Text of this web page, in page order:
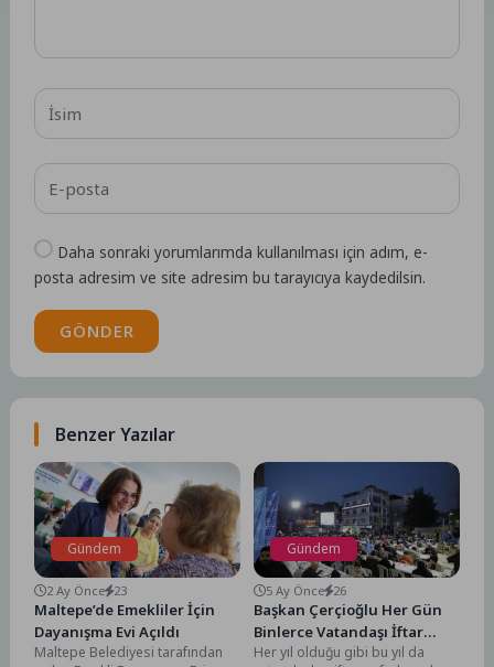
Daha sonraki yorumlarımda kullanılması için adım, e-
posta adresim ve site adresim bu tarayıcıya kaydedilsin.
GÖNDER
Benzer Yazılar
Gündem
2 Ay Önce 23
Maltepe’de Emekliler İçin
Dayanışma Evi Açıldı
Maltepe Belediyesi tarafından
Gündem
5 Ay Önce 26
Başkan Çerçioğlu Her Gün
Binlerce Vatandaşı İftar
Sofralarında Buluşturmaya
Her yıl olduğu gibi bu yıl da